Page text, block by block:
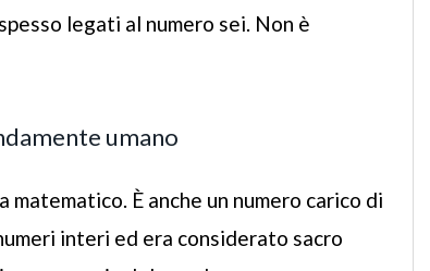
legati al numero sei. Non è
umano
È anche un numero carico di
interi ed era considerato sacro